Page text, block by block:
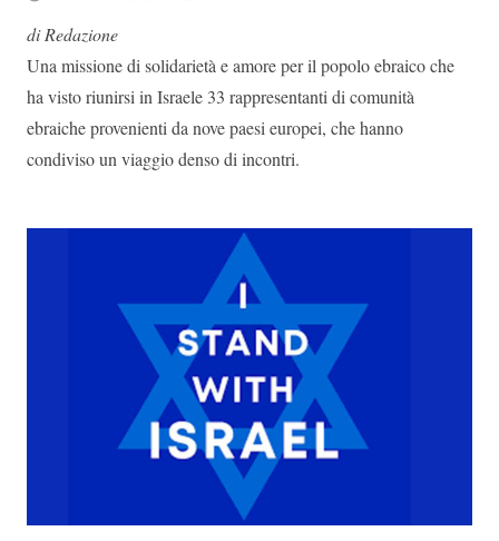
di Redazione
Una missione di solidarietà e amore per il popolo ebraico che
ha visto riunirsi in Israele 33 rappresentanti di comunità
ebraiche provenienti da nove paesi europei, che hanno
condiviso un viaggio denso di incontri.